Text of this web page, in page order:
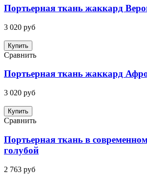
Портьерная ткань жаккард
3 020 руб
Купить
Сравнить
Портьерная ткань жаккард
3 020 руб
Купить
Сравнить
Портьерная ткань в
голубой
2 763 руб